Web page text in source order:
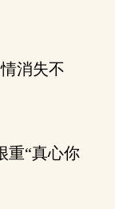
消失不
重“真心你